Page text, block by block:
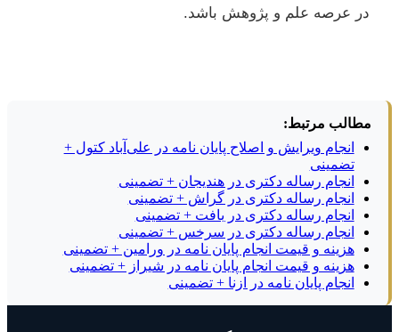
در عرصه علم و پژوهش باشد.
مطالب مرتبط:
انجام ویرایش و اصلاح پایان نامه در علی‌آباد کتول +
تضمینی
انجام رساله دکتری در هندیجان + تضمینی
انجام رساله دکتری در گراش + تضمینی
انجام رساله دکتری در بافت + تضمینی
انجام رساله دکتری در سرخس + تضمینی
هزینه و قیمت انجام پایان نامه در ورامین + تضمینی
هزینه و قیمت انجام پایان نامه در شیراز + تضمینی
انجام پایان نامه در ازنا + تضمینی